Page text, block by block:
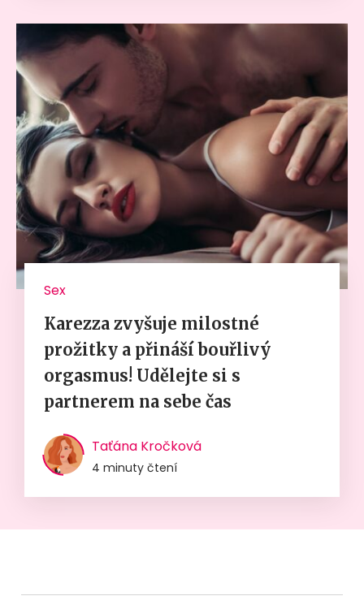
Sex
Karezza zvyšuje milostné
prožitky a přináší bouřlivý
orgasmus! Udělejte si s
partnerem na sebe čas
Taťána Kročková
4 minuty čtení